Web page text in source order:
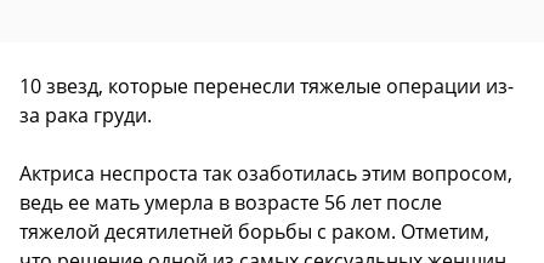
10 звезд, которые перенесли тяжелые операции из-
за рака груди.
Актриса неспроста так озаботилась этим вопросом,
ведь ее мать умерла в возрасте 56 лет после
тяжелой десятилетней борьбы с раком. Отметим,